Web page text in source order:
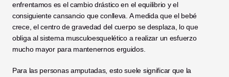
enfrentamos es el cambio drástico en el equilibrio y el
consiguiente cansancio que conlleva. A medida que el bebé
crece, el centro de gravedad del cuerpo se desplaza, lo que
obliga al sistema musculoesquelético a realizar un esfuerzo
mucho mayor para mantenernos erguidos.
Para las personas amputadas, esto suele significar que la